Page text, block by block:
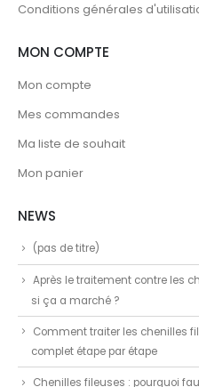
Conditions générales
MON COMPTE
Mon compte
Mes commandes
Ma liste de souhait
Mon panier
NEWS
(pas de titre)
Après le traitement contre les
si ça a marché ?
Comment traiter les chenilles
complet étape par étape
Chenilles fileuses : pourquoi